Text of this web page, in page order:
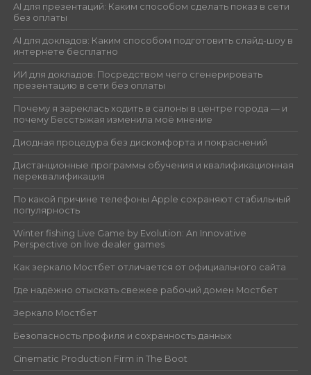
AI для презентаций: Каким способом сделать показ в сети
без оплаты
AI для докладов: Каким способом подготовить слайд-шоу в
интернете бесплатно
ИИ для докладов: Посредством чего сгенерировать
презентацию в сети без оплаты
Почему я зареклась ходить в салоны в центре города — и
почему Бесстыжая изменила моё мнение
Диодная процедура без дискомфорта и покраснений
Дистанционные программы обучения и квалификационная
переквалификация
По какой причине телефоны Apple сохраняют стабильный
популярность
Winter fishing Live Game by Evolution: An Innovative
Perspective on live dealer games
Как зеркало Мостбет отличается от официального сайта
Где надёжно отыскать свежее рабочий домен Мостбет
Зеркало Мостбет
Безопасность профиля и сохранность данных
Cinematic Production Firm in The Boot